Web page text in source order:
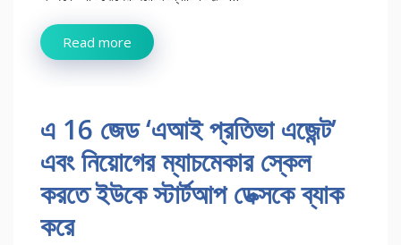
Read more
এ 16 জেড ‘এআই প্রতিভা এজেন্ট’
এবং নিয়োগের ম্যাচমেকার স্কেল
করতে ইউকে স্টার্টআপ ডেক্সকে ব্যাক
করে